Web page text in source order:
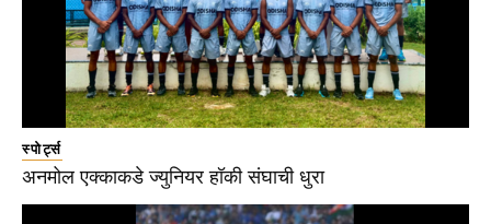
स्पोर्ट्स
अनमोल एक्काकडे ज्युनियर हॉकी संघाची धुरा